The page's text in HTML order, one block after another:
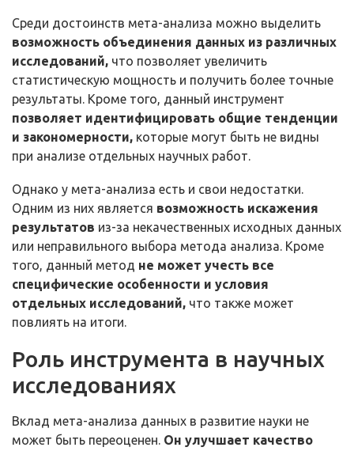
Среди достоинств мета-анализа можно выделить
возможность объединения данных из различных
исследований, что позволяет увеличить
статистическую мощность и получить более точные
результаты. Кроме того, данный инструмент
позволяет идентифицировать общие тенденции
и закономерности, которые могут быть не видны
при анализе отдельных научных работ.
Однако у мета-анализа есть и свои недостатки.
Одним из них является возможность искажения
результатов из-за некачественных исходных данных
или неправильного выбора метода анализа. Кроме
того, данный метод не может учесть все
специфические особенности и условия
отдельных исследований, что также может
повлиять на итоги.
Роль инструмента в научных
исследованиях
Вклад мета-анализа данных в развитие науки не
может быть переоценен. Он улучшает качество